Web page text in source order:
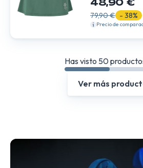
48,90 €
79,90 € - 38%
Precio de
Has visto 50 productos
Ver más